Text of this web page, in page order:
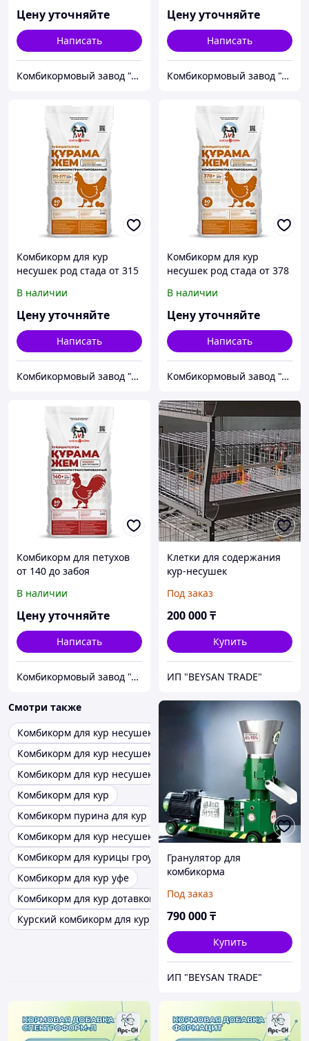
Цену уточняйте
Написать
Комбикормовый завод "Алель Агро" и "Агрофит Капчагай"
Цену уточняйте
Написать
Комбикормовый завод "Алель Агро" и "Агрофит Капчагай"
Комбикорм для кур
несушек род стада от 315
В наличии
Цену уточняйте
Написать
Комбикормовый завод "Алель Агро" и "Агрофит Капчагай"
Комбикорм для кур
несушек род стада от 378
В наличии
Цену уточняйте
Написать
Комбикормовый завод "Алель Агро" и "Агрофит Капчагай"
Комбикорм для петухов
от 140 до забоя
В наличии
Цену уточняйте
Написать
Комбикормовый завод "Алель Агро" и "Агрофит Капчагай"
Клетки для содержания
кур-несушек
Под заказ
200 000₸
Купить
ИП "BEYSAN TRADE"
Смотри также
Комбикорм для кур несушек давать
Комбикорм для кур несушек агров
Комбикорм для кур несушек престарт
Комбикорм для кур
Комбикорм пурина для кур
Комбикорм для кур несушек пинске
Комбикорм для курицы гроуэр
Комбикорм для кур уфе
Комбикорм для кур дотавкой
Курский комбикорм для кур несушек
Гранулятор для
комбикорма
Под заказ
790 000₸
Купить
ИП "BEYSAN TRADE"